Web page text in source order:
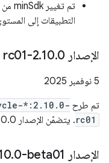
التطبيقات إلى المستوى
الإصدار 2 .10.0-rc01
‫5 نوفمبر 2025
تم طرح *:2.10.0-
rc01. يتضمّن الإصدار 2.10.0-rc01
الإصدار ‎2 .0-beta01